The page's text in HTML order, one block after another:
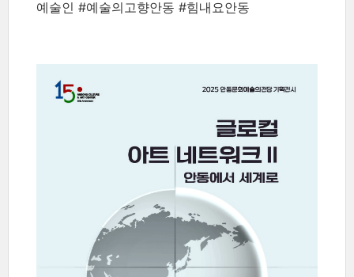
예술인 #예술의고향안동 #힘내요안동